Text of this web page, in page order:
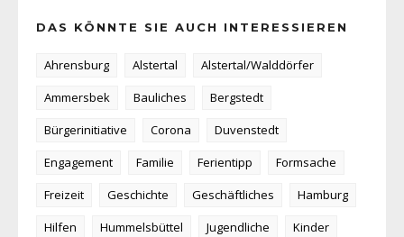
DAS KÖNNTE SIE AUCH INTERESSIEREN
Ahrensburg Alstertal
Alstertal/Walddörfer
Ammersbek
Bauliches
Bergstedt
Bürgerinitiative
Corona
Duvenstedt
Engagement
Familie Ferientipp
Formsache
Freizeit
Geschichte Geschäftliches
Hamburg
Hilfen
Hummelsbüttel Jugendliche
Kinder